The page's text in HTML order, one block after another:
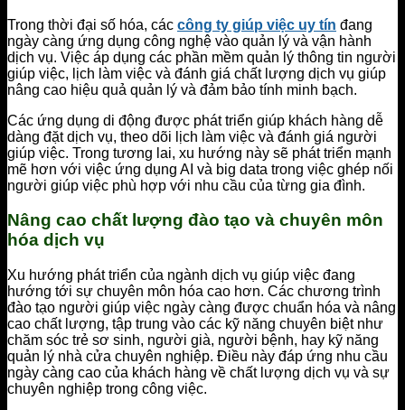
Trong thời đại số hóa, các công ty giúp việc uy tín đang
ngày càng ứng dụng công nghệ vào quản lý và vận hành
dịch vụ. Việc áp dụng các phần mềm quản lý thông tin người
giúp việc, lịch làm việc và đánh giá chất lượng dịch vụ giúp
nâng cao hiệu quả quản lý và đảm bảo tính minh bạch.
Các ứng dụng di động được phát triển giúp khách hàng dễ
dàng đặt dịch vụ, theo dõi lịch làm việc và đánh giá người
giúp việc. Trong tương lai, xu hướng này sẽ phát triển mạnh
mẽ hơn với việc ứng dụng AI và big data trong việc ghép nối
người giúp việc phù hợp với nhu cầu của từng gia đình.
Nâng cao chất lượng đào tạo và chuyên môn
hóa dịch vụ
Xu hướng phát triển của ngành dịch vụ giúp việc đang
hướng tới sự chuyên môn hóa cao hơn. Các chương trình
đào tạo người giúp việc ngày càng được chuẩn hóa và nâng
cao chất lượng, tập trung vào các kỹ năng chuyên biệt như
chăm sóc trẻ sơ sinh, người già, người bệnh, hay kỹ năng
quản lý nhà cửa chuyên nghiệp. Điều này đáp ứng nhu cầu
ngày càng cao của khách hàng về chất lượng dịch vụ và sự
chuyên nghiệp trong công việc.